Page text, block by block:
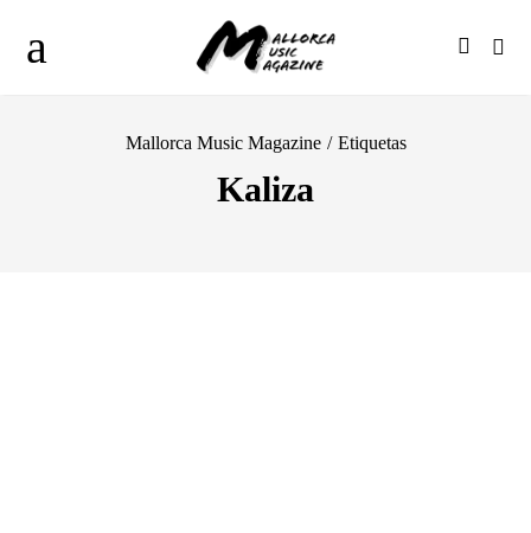
Mallorca Music Magazine / Etiquetas
Kaliza